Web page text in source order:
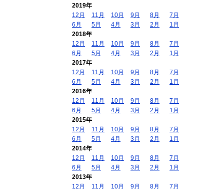
2019年
12月
11月 10月 9月 8月
7月
6月
5月 4月 3月 2月
1月
2018年
12月
11月 10月 9月 8月
7月
6月
5月 4月 3月 2月
1月
2017年
12月
11月 10月 9月 8月
7月
6月
5月 4月 3月 2月
1月
2016年
12月
11月 10月 9月 8月
7月
6月
5月 4月 3月 2月
1月
2015年
12月
11月 10月 9月 8月
7月
6月
5月 4月 3月 2月
1月
2014年
12月
11月 10月 9月 8月
7月
6月
5月 4月 3月 2月
1月
2013年
12月
11月 10月 9月 8月 7月